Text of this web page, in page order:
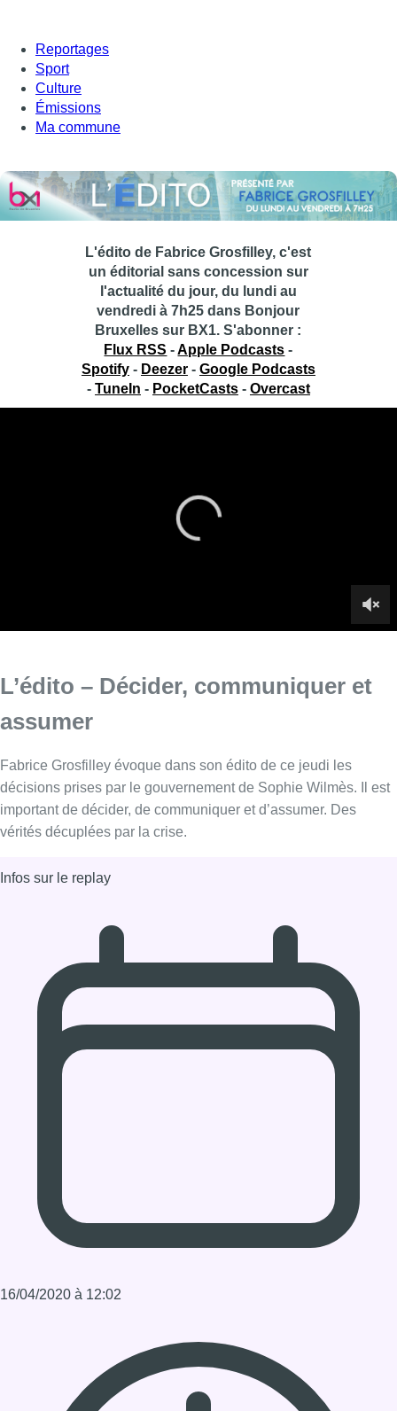
Reportages
Sport
Culture
Émissions
Ma commune
L'édito de Fabrice Grosfilley, c'est
un éditorial sans concession sur
l'actualité du jour, du lundi au
vendredi à 7h25 dans Bonjour
Bruxelles sur BX1.S'abonner :
Flux RSS -Apple Podcasts -
Spotify- Deezer- Google Podcasts
- TuneIn - PocketCasts- Overcast
Fabrice Grosfilley évoque dans son édito de ce jeudi les
important de décider, de communiquer et d’assumer. Des
16/04/2020 à 12:02